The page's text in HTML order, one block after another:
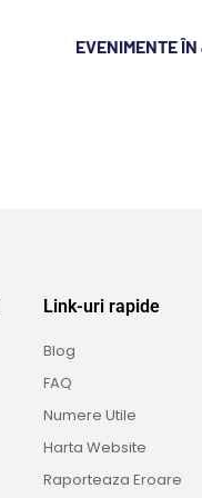
EVENIMENTE
Link-uri rapide
Blog
FAQ
Numere Utile
Harta Website
Raporteaza Eroare